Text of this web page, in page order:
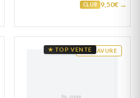
CLUB 9,50€ →
GRAVURE
★ TOP VENTE